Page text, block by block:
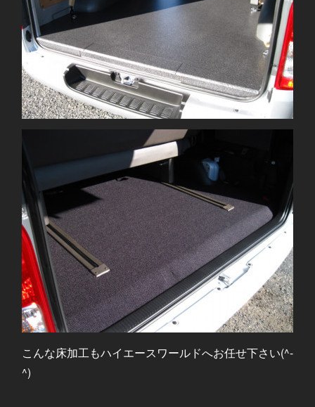
こんな床加工もハイエースワールドへお任せ下さい(^-
^)